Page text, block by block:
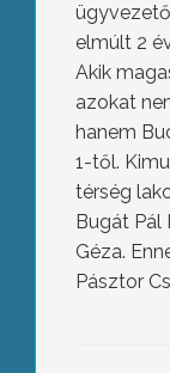
elmúlt 2
Akik
azokat
hanem
1-től.
térség
Bugát Pál
Géza.
Pásztor